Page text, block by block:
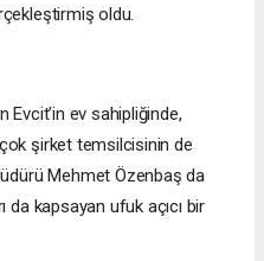
oldu.
Evcit’in ev sahipliğinde,
şirket temsilcisinin de
Mehmet Özenbaş da
da kapsayan ufuk açıcı bir